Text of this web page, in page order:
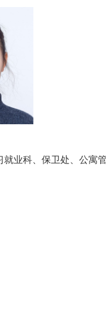
业科、保卫处、公寓